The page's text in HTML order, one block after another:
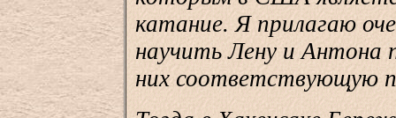
катание. Я прилагаю
научить Лену и
них соответствующую